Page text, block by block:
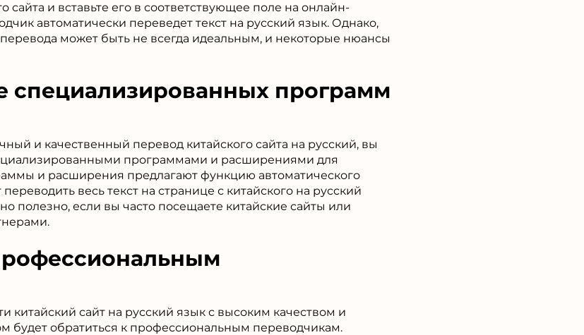
сайта и вставьте его в соответствующее поле на онлайн-
автоматически переведет текст на русский язык. Однако,
перевода может быть не всегда идеальным, и некоторые нюансы
специализированных программ
и качественный перевод китайского сайта на русский, вы
программами и расширениями для
и расширения предлагают функцию автоматического
весь текст на странице с китайского на русский
полезно, если вы часто посещаете китайские сайты или
китайский сайт на русский язык с высоким качеством и
будет обратиться к профессиональным переводчикам.